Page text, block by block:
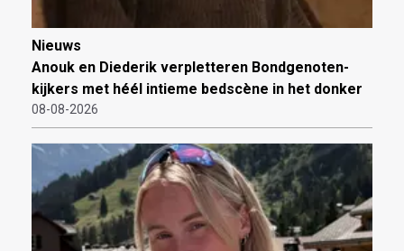
Nieuws
Anouk en Diederik verpletteren Bondgenoten-
kijkers met héél intieme bedscène in het donker
08-08-2026